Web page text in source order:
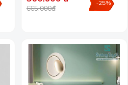
665.000đ
-25%